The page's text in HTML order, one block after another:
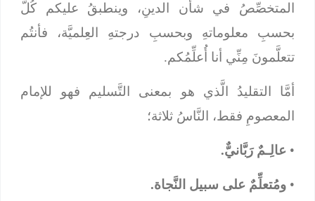
المتخصِّصُ في شأن الدينِ، وينطبقُ عليكم كُلٌّ
بحسبِ معلوماتهِ وبحسبِ درجتهِ العِلميَّة، فأنتُم
تتعلَّمونَ مِنِّي أنا أُعلِّمُكم.
أمَّا التقليدُ الَّذي هو بمعنى التَّسليم فهو للإمام
المعصومِ فقط، النَّاسُ ثلاثة؛
•عالِـمٌ رَبَّانيٌّ.
•ومُتعلِّمٌ على سبيل النَّجاة.